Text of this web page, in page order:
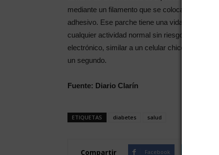
mediante un filamento que se coloca debajo
adhesivo. Ese parche tiene una vida útil de 14
cualquier actividad normal sin riesgo de que
electrónico, similar a un celular chico) que al
un segundo.
Fuente: Diario Clarín
ETIQUETAS diabetes salud
Compartir Facebook